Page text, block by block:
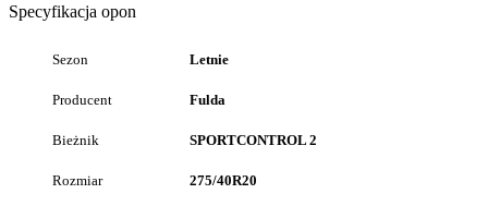
Specyfikacja opon
Sezon Letnie
Producent Fulda
Bieżnik SPORTCONTROL 2
Rozmiar 275/40R20